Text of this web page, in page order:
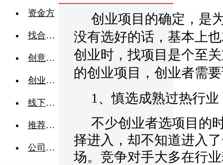
资金方
找合伙人
创意点子
创业交流
线下活动
推荐企业
公司转让
创业项目的确定，是
没有选好的话，基本上
创业时，找项目是个至
的创业项目，创业者需
1、慎选成熟过热行业
不少创业者选项目的
择进入，却不知道进入
场。竞争对手大多在行